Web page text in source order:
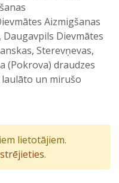
Aizmigšanas
Daugavpils Dievmātes
Sterevņevas,
(Pokrova) draudzes
un mirušo
lietotājiem.
.